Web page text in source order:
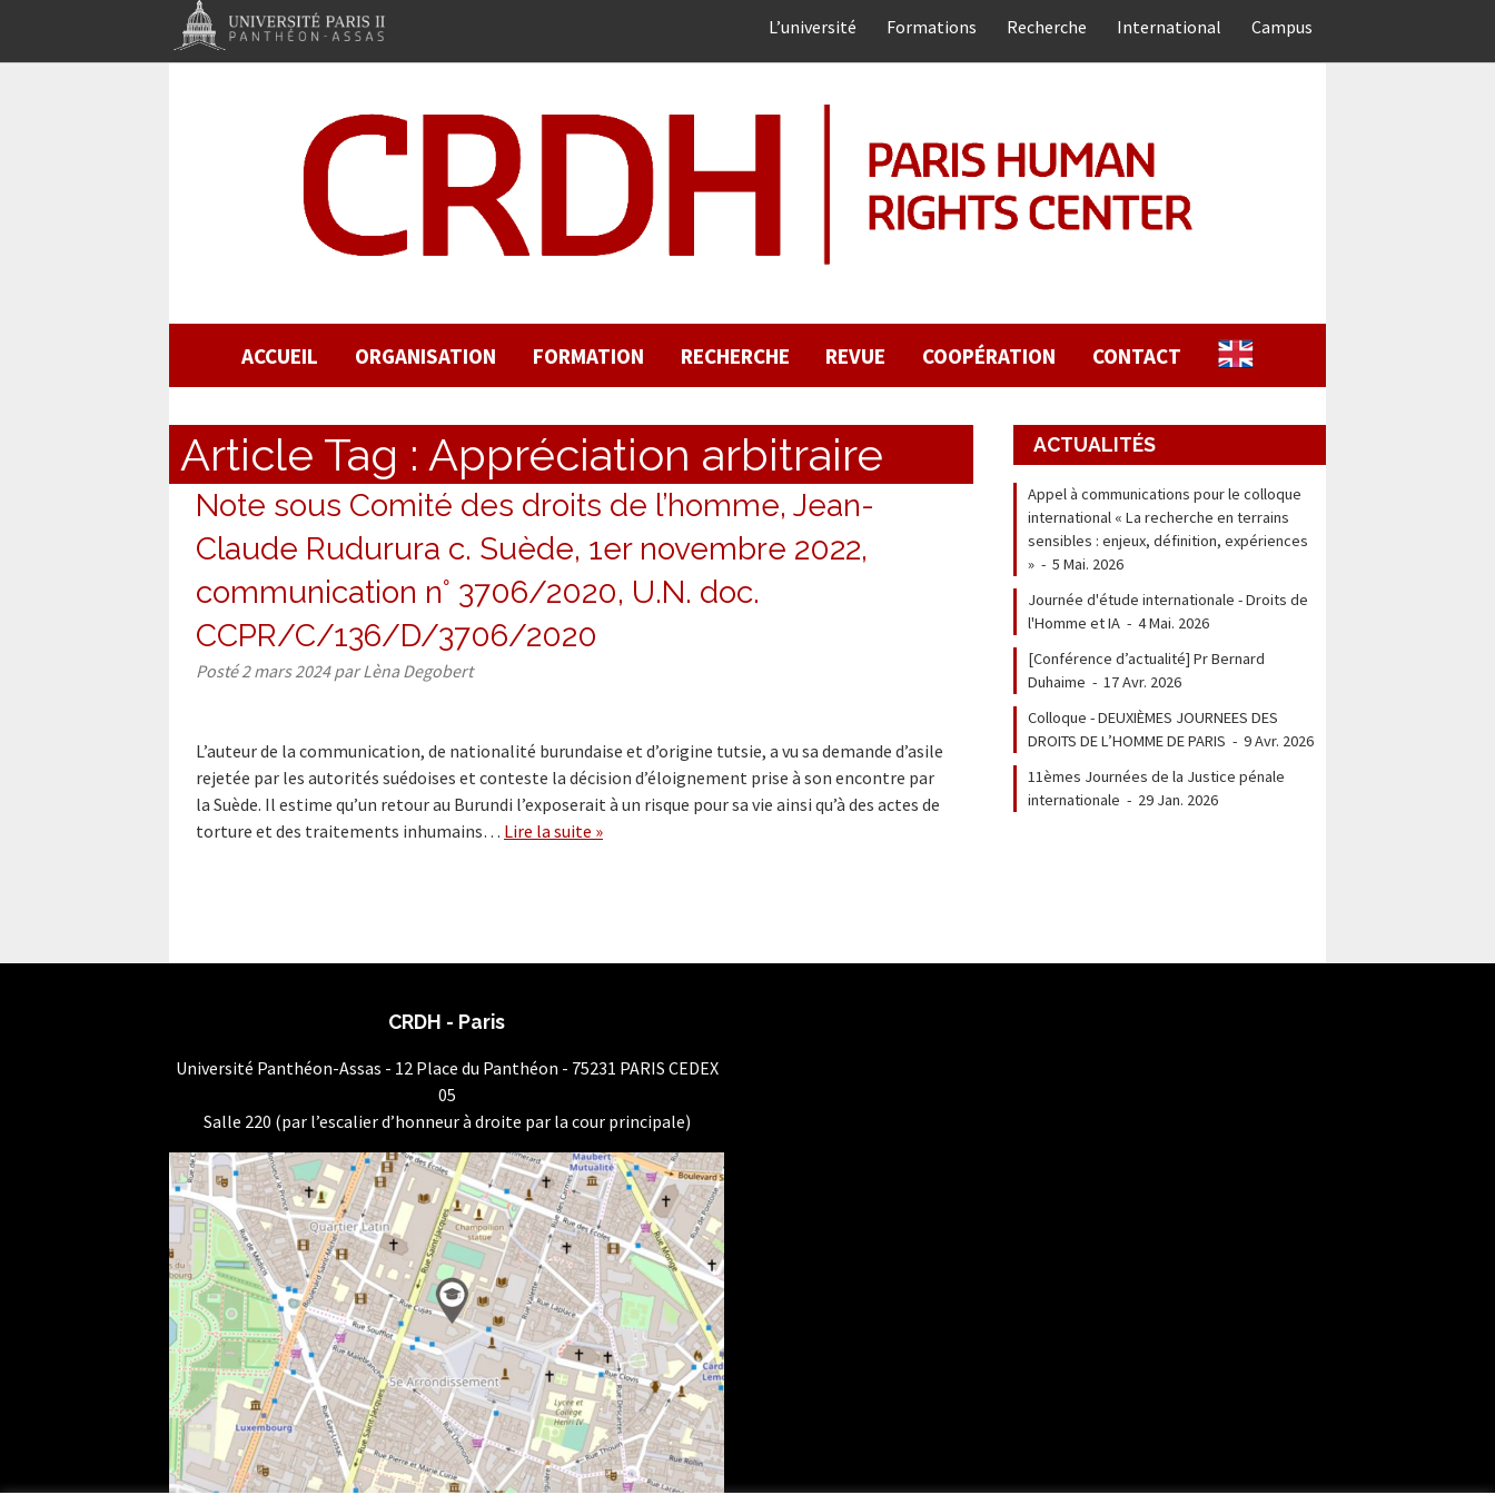
L’université Formations Recherche International Campus
ACCUEIL ORGANISATION FORMATION RECHERCHE REVUE COOPÉRATION CONTACT
Article Tag : Appréciation arbitraire
Note sous Comité des droits de l’homme, Jean-
Claude Rudurura c. Suède, 1er novembre 2022,
communication n° 3706/2020, U.N. doc.
CCPR/C/136/D/3706/2020
Posté2 mars 2024 par Lèna Degobert
L’auteur de la communication, de nationalité burundaise et d’origine tutsie, a vu sa demande d’asile
rejetée par les autorités suédoises et conteste la décision d’éloignement prise à son encontre par
la Suède. Il estime qu’un retour au Burundi l’exposerait à un risque pour sa vie ainsi qu’à des actes de
torture et des traitements inhumains… Lire la suite »
ACTUALITÉS
Appel à communications pour le colloque
international « La recherche en terrains
sensibles : enjeux, définition, expériences
» -5 Mai. 2026
Journée d'étude internationale - Droits de
l'Homme et IA -4 Mai. 2026
[Conférence d’actualité] Pr Bernard
Duhaime -17 Avr. 2026
Colloque - DEUXIÈMES JOURNEES DES
DROITS DE L’HOMME DE PARIS -9 Avr. 2026
11èmes Journées de la Justice pénale
internationale - 29 Jan. 2026
CRDH - Paris
Université Panthéon-Assas - 12 Place du Panthéon - 75231 PARIS CEDEX
05
Salle 220 (par l’escalier d’honneur à droite par la cour principale)